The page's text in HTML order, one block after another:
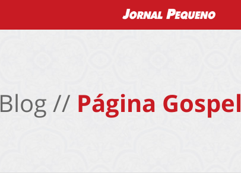
Blog // Página Gospel